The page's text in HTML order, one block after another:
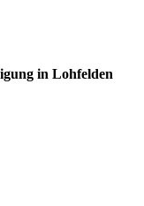
in Lohfelden